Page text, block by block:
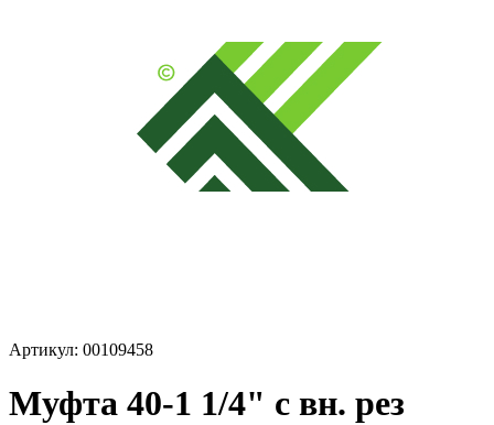
Артикул: 00109458
Муфта 40-1 1/4" с вн. рез